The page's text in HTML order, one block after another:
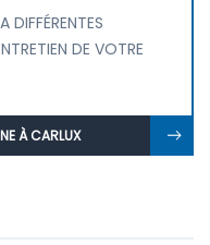
DIFFÉRENTES
DE VOTRE
À CARLUX